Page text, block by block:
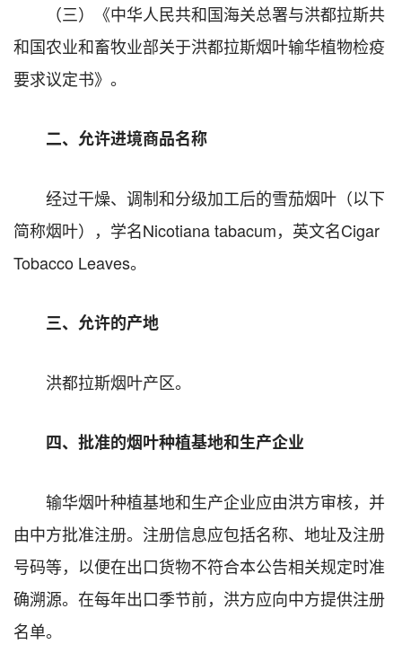
（三）《中华人民共和国海关总署与洪都拉斯共
和国农业和畜牧业部关于洪都拉斯烟叶输华植物检疫
要求议定书》。
二、允许进境商品名称
经过干燥、调制和分级加工后的雪茄烟叶（以下
简称烟叶），学名Nicotiana tabacum，英文名Cigar
Tobacco Leaves。
三、允许的产地
洪都拉斯烟叶产区。
四、批准的烟叶种植基地和生产企业
输华烟叶种植基地和生产企业应由洪方审核，并
由中方批准注册。注册信息应包括名称、地址及注册
号码等，以便在出口货物不符合本公告相关规定时准
确溯源。在每年出口季节前，洪方应向中方提供注册
名单。